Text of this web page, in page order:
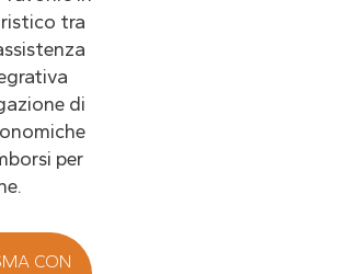
tra
di
per
CON